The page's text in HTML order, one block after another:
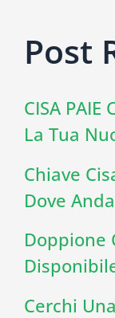
Post
CISA
La Tua
Chiave
Dove
Doppione
Cerchi